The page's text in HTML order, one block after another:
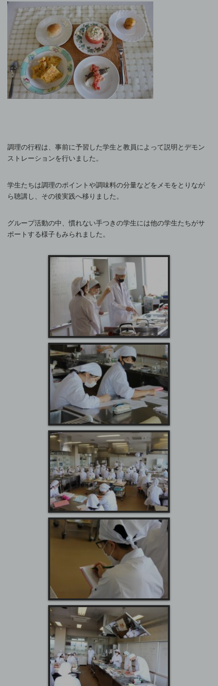
調理の行程は、事前に予習した学生と教員によって説明とデモン
ストレーションを行いました。
学生たちは調理のポイントや調味料の分量などをメモをとりなが
ら聴講し、その後実践へ移りました。
グループ活動の中、慣れない手つきの学生には他の学生たちがサ
ポートする様子もみられました。